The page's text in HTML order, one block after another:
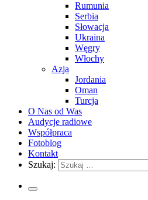
Rumunia
Serbia
Słowacja
Ukraina
Węgry
Włochy
Azja
Jordania
Oman
Turcja
O Nas od Was
Audycje radiowe
Współpraca
Fotoblog
Kontakt
Szukaj: